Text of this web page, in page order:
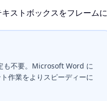
ストボックスをフレーム
も不要。Microsoft Word に
作業をよりスピーディーに